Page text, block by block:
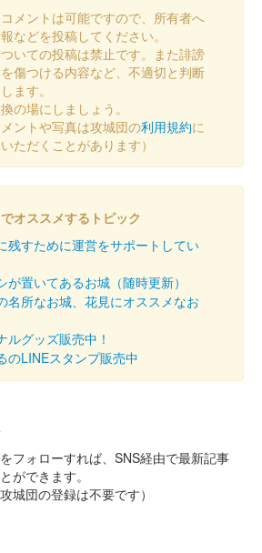
メントは可能ですので、所有者へ
などを投稿してください。
いての投稿は禁止です。また誹謗
傷つける内容など、不適切と判断
ます。
の場にしましょう。
ントや写真は攻城団の利用規約に
ただくことがあります）
オススメするトピック
残すために運営をサポートしてい
が置いてあるお城（随時更新）
名所なお城、花見にオススメなお
ルグッズ販売中！
のLINEスタンプ販売中
フォローすれば、SNS経由で最新記事
ができます。
城団の登録は不要です）